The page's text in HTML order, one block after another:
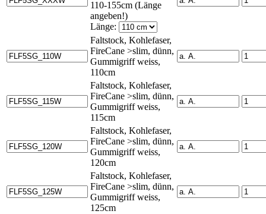
110-155cm (Länge
angeben!)
Länge:
Faltstock, Kohlefaser,
FireCane >slim, dünn,
Gummigriff weiss,
110cm
Faltstock, Kohlefaser,
FireCane >slim, dünn,
Gummigriff weiss,
115cm
Faltstock, Kohlefaser,
FireCane >slim, dünn,
Gummigriff weiss,
120cm
Faltstock, Kohlefaser,
FireCane >slim, dünn,
Gummigriff weiss,
125cm